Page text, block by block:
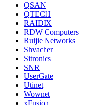
QSAN
QTECH
RAIDIX
RDW Computers
Ruijie Networks
Shvacher
Sitronics
SNR
UserGate
Utinet
Wownet
xFusion